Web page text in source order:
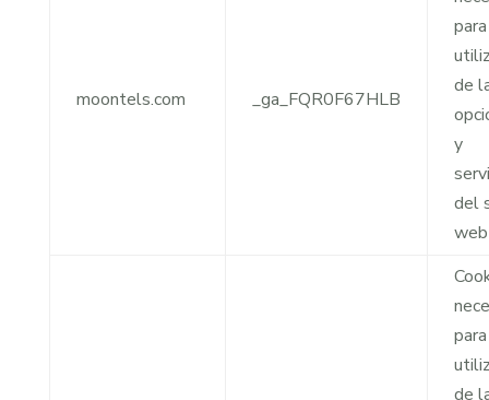
moontels.com _ga_FQR0F67HLB
de
y
del
web
de